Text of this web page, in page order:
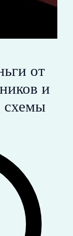
от
и
схемы